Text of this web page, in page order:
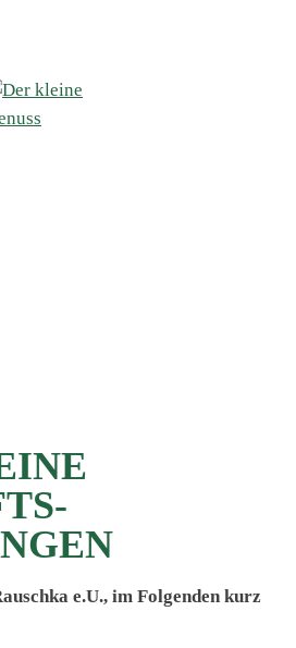
e.U., im Folgenden kurz